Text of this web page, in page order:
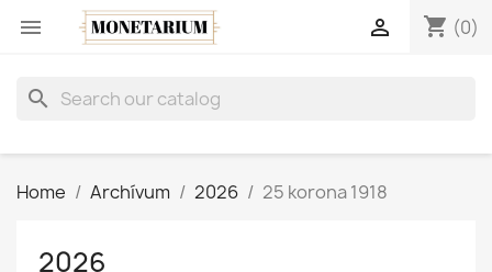
 shopping_cart (0)

search
Home Archívum 2026 25 korona 1918
2026